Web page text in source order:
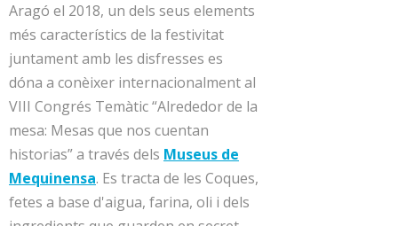
Aragó el 2018, un dels seus elements
més característics de la festivitat
juntament amb les disfresses es
dóna a conèixer internacionalment al
VIII Congrés Temàtic “Alrededor de la
mesa: Mesas que nos cuentan
historias” a través dels Museus de
Mequinensa. Es tracta de les Coques,
fetes a base d'aigua, farina, oli i dels